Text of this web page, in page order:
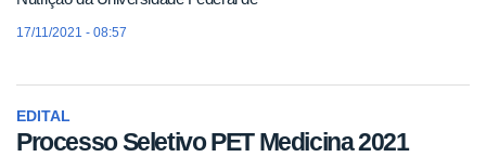
17/11/2021 - 08:57
EDITAL
Processo Seletivo PET Medicina 2021